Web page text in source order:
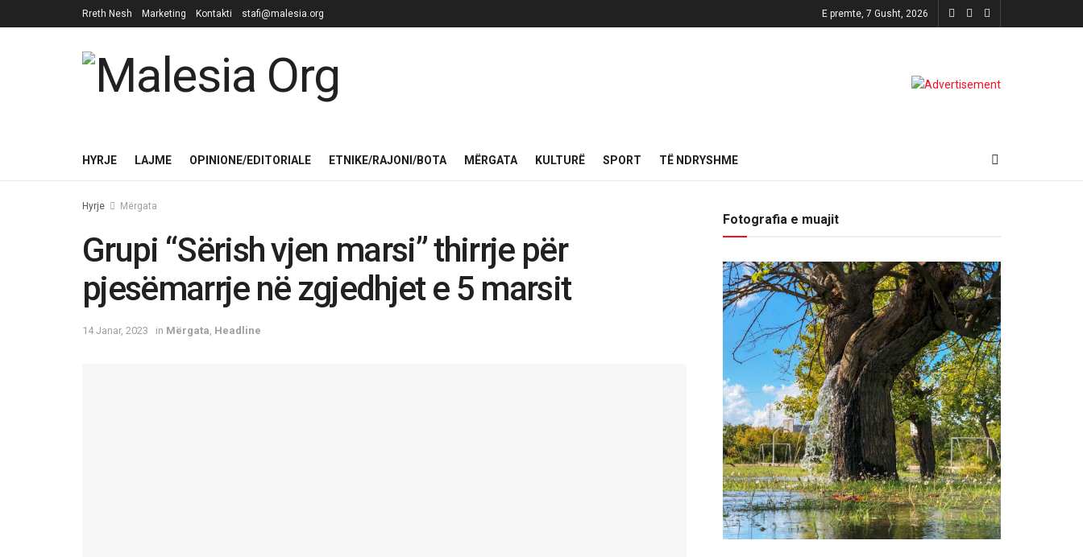
Rreth Nesh Marketing Kontakti stafi@malesia.org E premte, 7 Gusht, 2026
HYRJE LAJME OPINIONE/EDITORIALE ETNIKE/RAJONI/BOTA MËRGATA KULTURË SPORT TË NDRYSHME
Hyrje Mërgata
Grupi “Sërish vjen marsi” thirrje për
pjesëmarrje në zgjedhjet e 5 marsit
14 Janar, 2023 in Mërgata Headline
Fotografia e muajit